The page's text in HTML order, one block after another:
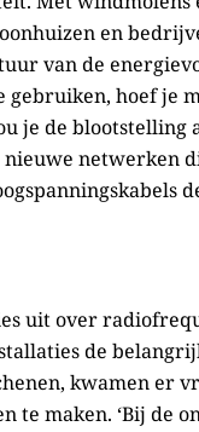
en
van de
gebruiken, hoef
je de blootstelling
netwerken
uit over
de
kwamen er
te maken. ‘Bij de